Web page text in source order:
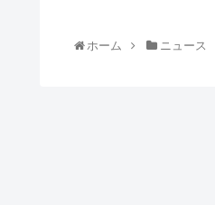
ホーム ニュース